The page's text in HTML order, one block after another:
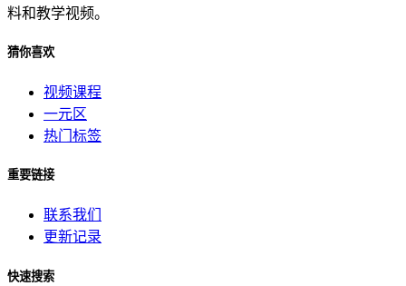
料和教学视频。
猜你喜欢
视频课程
一元区
热门标签
重要链接
联系我们
更新记录
快速搜索